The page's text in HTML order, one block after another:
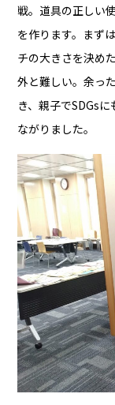
戦。道具の正しい
を作ります。まず
チの大きさを決め
外と難しい。余っ
き、親子でSDGs
ながりました。